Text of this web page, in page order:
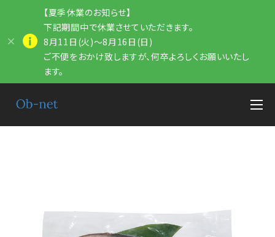
【夏季休業のお知らせ】
下記期間中で休業させていただきます。
8月11日(火)～8月16日(日)
ご不便をおかけ致しますが、何卒よろしくお願いいたし
ます。